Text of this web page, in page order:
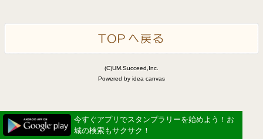
(C)UM.Succeed,Inc.
Powered by idea canvas
今すぐアプリでスタンプラリーを始めよう！お
城の検索もサクサク！